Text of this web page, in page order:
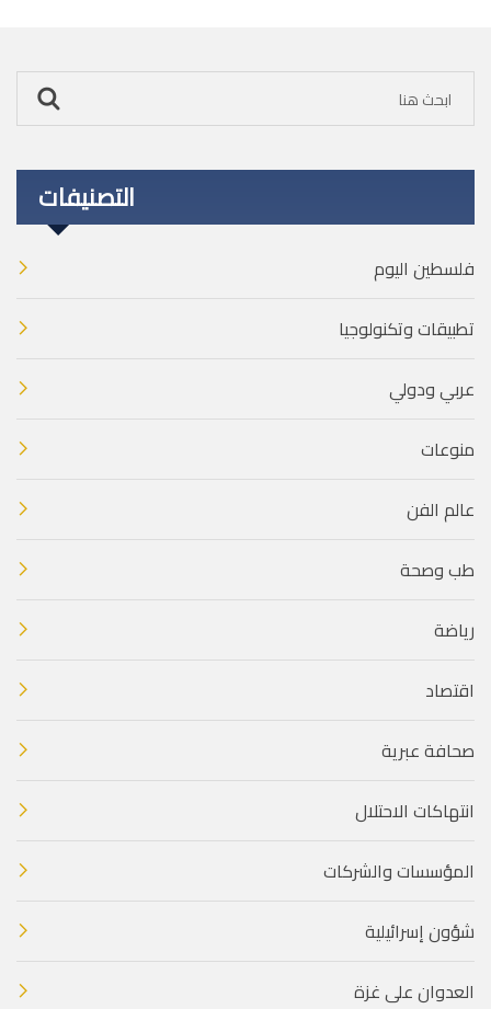
التصنيفات
فلسطين اليوم
تطبيقات وتكنولوجيا
عربي ودولي
منوعات
عالم الفن
طب وصحة
رياضة
اقتصاد
صحافة عبرية
انتهاكات الاحتلال
المؤسسات والشركات
شؤون إسرائيلية
العدوان على غزة